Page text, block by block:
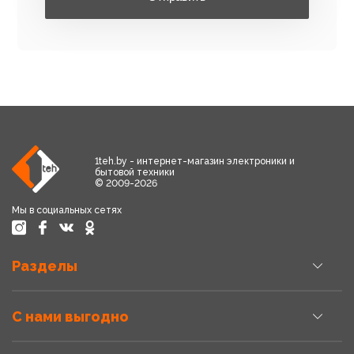
1teh.by - интернет-магазин электроники и
бытовой техники
© 2009-2026
Мы в социальных сетях
Разделы
С нами выгодно